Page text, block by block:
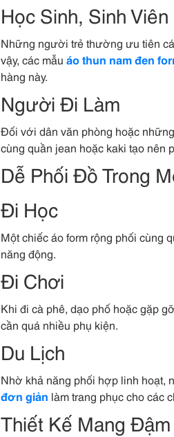
Học Sinh, Sinh Viên
Những người trẻ thường ưu tiên
vậy, các mẫu áo thun nam đen
hàng này.
Người Đi Làm
Đối với dân văn phòng hoặc
cùng quần jean hoặc kaki tạo nên
Dễ Phối Đồ Trong
Đi Học
Một chiếc áo form rộng phối cùng
năng động.
Đi Chơi
Khi đi cà phê, dạo phố hoặc gặp
cần quá nhiều phụ kiện.
Du Lịch
Nhờ khả năng phối hợp linh hoạt,
đơn giản làm trang phục cho các
Thiết Kế Mang